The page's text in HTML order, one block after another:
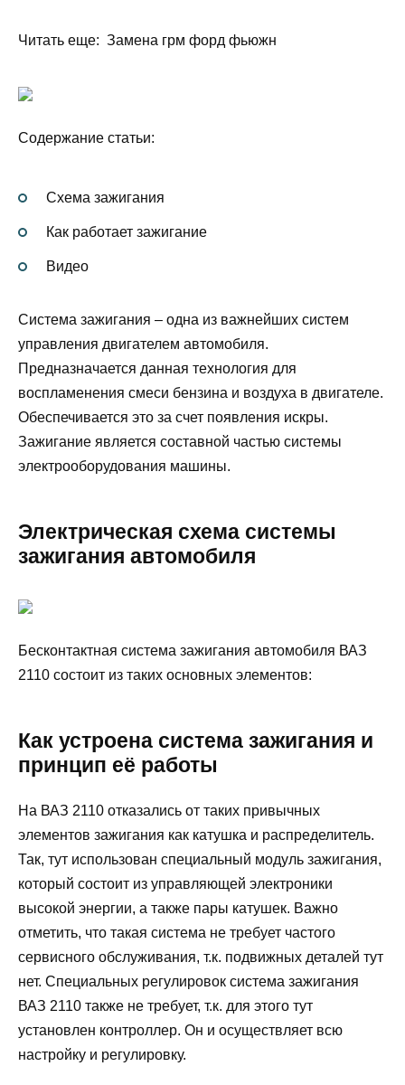
Читать еще: Замена грм форд фьюжн
Содержание статьи:
Схема зажигания
Как работает зажигание
Видео
Система зажигания – одна из важнейших систем
управления двигателем автомобиля.
Предназначается данная технология для
воспламенения смеси бензина и воздуха в двигателе.
Обеспечивается это за счет появления искры.
Зажигание является составной частью системы
электрооборудования машины.
Электрическая схема системы
зажигания автомобиля
Бесконтактная система зажигания автомобиля ВАЗ
2110 состоит из таких основных элементов:
Как устроена система зажигания и
принцип её работы
На ВАЗ 2110 отказались от таких привычных
элементов зажигания как катушка и распределитель.
Так, тут использован специальный модуль зажигания,
который состоит из управляющей электроники
высокой энергии, а также пары катушек. Важно
отметить, что такая система не требует частого
сервисного обслуживания, т.к. подвижных деталей тут
нет. Специальных регулировок система зажигания
ВАЗ 2110 также не требует, т.к. для этого тут
установлен контроллер. Он и осуществляет всю
настройку и регулировку.